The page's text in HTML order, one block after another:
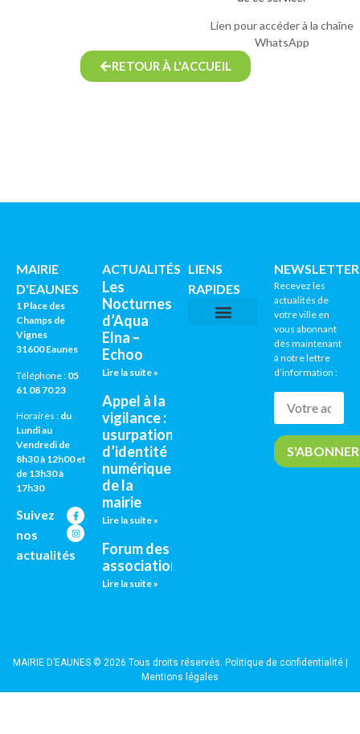
Lien pour accéder à la chaîne
WhatsApp
RETOUR À L'ACCUEIL
MAIRIE
D'EAUNES
1 Place des
Champs de
Vignes
31600 Eaunes
Téléphone : 05
61 08 70 23
Horaires : du
Lundi au
Vendredi de
8h30 à 12h00 et
de 13h30 à
17h30
Suivez
nos
actualités
ACTUALITÉS
Les
Nocturnes
d’Aqua
Elna –
Echoo
Lire la suite »
Appel à la
vigilance :
usurpation
d’identité
numérique
de la
mairie
Lire la suite »
Forum des
associations
Lire la suite »
LIENS
RAPIDES
Recevez les
actualités de
votre ville en
vous abonnant
dès maintenant
à notre lettre
d’information :
MAIRIE D’EAUNES © 2026 Tous droits réservés. Politique de confidentialité|
Mentions légales